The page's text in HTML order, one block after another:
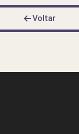
Voltar